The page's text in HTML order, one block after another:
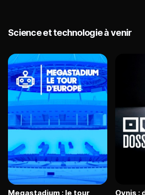
Science et technologie à venir
Megastadium : le tour Ovnis :